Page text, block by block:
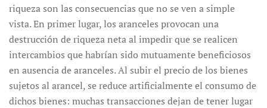
riqueza son las consecuencias que no se ven a simple
vista. En primer lugar, los aranceles provocan una
destrucción de riqueza neta al impedir que se realicen
intercambios que habrían sido mutuamente beneficiosos
en ausencia de aranceles. Al subir el precio de los bienes
sujetos al arancel, se reduce artificialmente el consumo de
dichos bienes: muchas transacciones dejan de tener lugar